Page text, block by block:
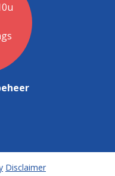
Disclaimer